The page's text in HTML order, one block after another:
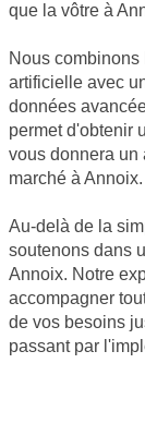
que la vôtre à
Nous
artificielle avec
données
permet d'obtenir
vous donnera un
marché à Annoix.
Au-delà de la
soutenons dans
Annoix. Notre
accompagner
de vos besoins
passant par